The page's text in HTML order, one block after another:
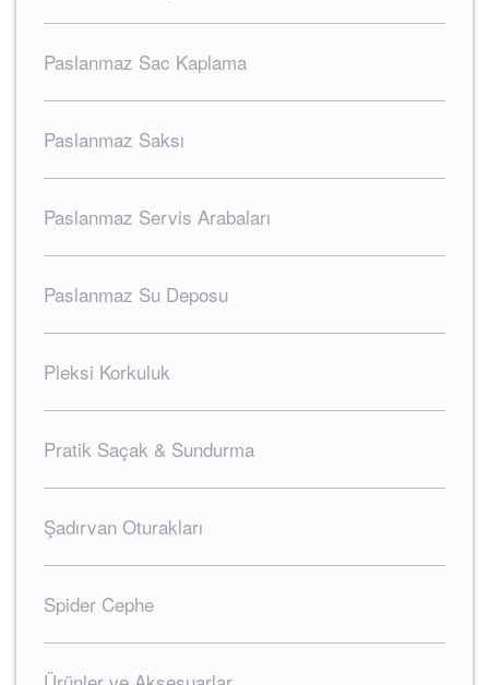
Paslanmaz Sac Kaplama
Paslanmaz Saksı
Paslanmaz Servis Arabaları
Paslanmaz Su Deposu
Pleksi Korkuluk
Pratik Saçak & Sundurma
Şadırvan Oturakları
Spider Cephe